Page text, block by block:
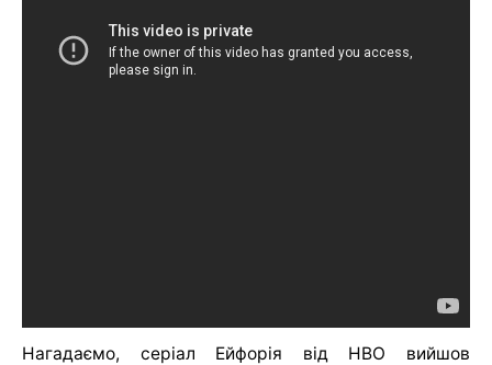
Нагадаємо, серіал Ейфорія від HBO вийшов